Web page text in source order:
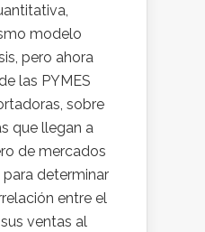
modelo
pero ahora
las PYMES
sobre
que llegan a
de mercados
para determinar
entre el
ventas al